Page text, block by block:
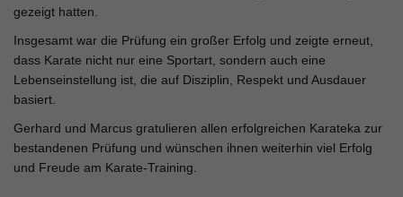
gezeigt hatten.
Insgesamt war die Prüfung ein großer Erfolg und zeigte erneut,
dass Karate nicht nur eine Sportart, sondern auch eine
Lebenseinstellung ist, die auf Disziplin, Respekt und Ausdauer
basiert.
Gerhard und Marcus gratulieren allen erfolgreichen Karateka zur
bestandenen Prüfung und wünschen ihnen weiterhin viel Erfolg
und Freude am Karate-Training.